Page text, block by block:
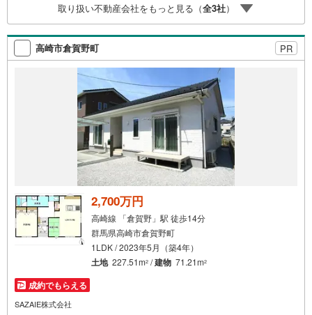
取り扱い不動産会社をもっと見る（全3社）
高崎市倉賀野町 PR
2,700万円
高崎線 「倉賀野」駅 徒歩14分
群馬県高崎市倉賀野町
1LDK / 2023年5月（築4年）
土地 227.51m2 /建物 71.21m2
成約でもらえる
SAZAIE株式会社